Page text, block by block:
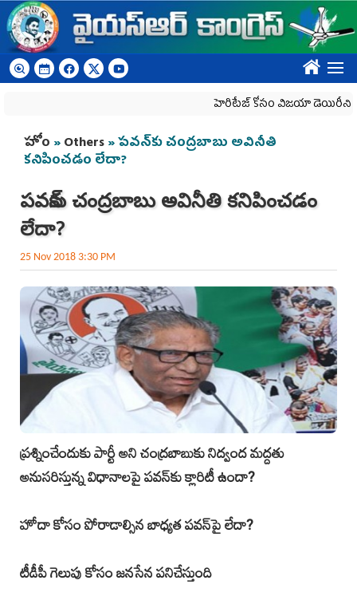
Skip to main content
????
హెరిటేజ్ కోసం విజయా డెయిరీని బలి చేసే
You are here
హోం »Others» పవన్‌కు చంద్రబాబు అవినీతి
కనిపించడం లేదా?
పవన్‌కు చంద్రబాబు అవినీతి కనిపించడం
లేదా?
25 Nov 2018 3:30 PM
ప్రశ్నించేందుకు పార్టీ అని చంద్రబాబుకు నిద్వంద మద్దతు
అనుసరిస్తున్న విధానాలపై పవన్‌కు క్లారిటీ ఉందా?
హోదా కోసం పోరాడాల్సిన బాధ్యత పవన్‌పై లేదా?
టీడీపీ గెలుపు కోసం జనసేన పనిచేస్తుంది